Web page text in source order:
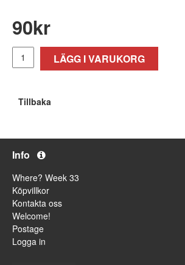
90kr
LÄGG I VARUKORG
Tillbaka
Info
Where? Week 33
Köpvillkor
Kontakta oss
Welcome!
Postage
Logga in